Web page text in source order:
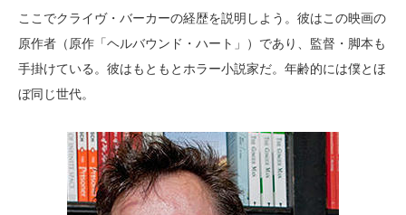
ここでクライヴ・バーカーの経歴を説明しよう。彼はこの映画の
原作者（原作「ヘルバウンド・ハート」）であり、監督・脚本も
手掛けている。彼はもともとホラー小説家だ。年齢的には僕とほ
ぼ同じ世代。